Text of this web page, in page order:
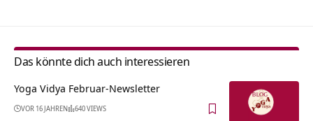
Das könnte dich auch interessieren
Yoga Vidya Februar-Newsletter
VOR 16 JAHREN 640 VIEWS